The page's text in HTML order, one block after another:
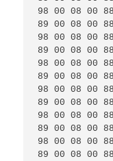
98 00 08 00
89 00 08 00
98 00 08 00
89 00 08 00
98 00 08 00
89 00 08 00
98 00 08 00
89 00 08 00
98 00 08 00
89 00 08 00
98 00 08 00
89 00 08 00